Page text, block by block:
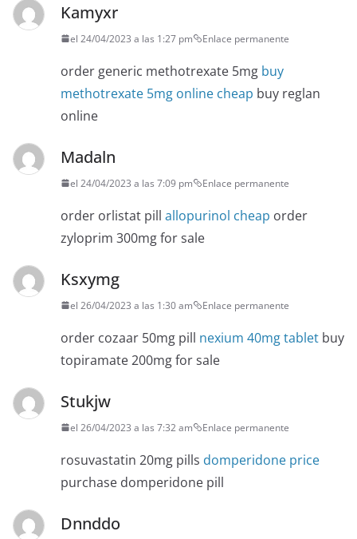
Kamyxr
el 24/04/2023 a las 1:27 pm Enlace permanente
order generic methotrexate 5mg buy
methotrexate 5mg online cheap buy reglan
online
Madaln
el 24/04/2023 a las 7:09 pm Enlace permanente
order orlistat pill allopurinol cheap order
zyloprim 300mg for sale
Ksxymg
el 26/04/2023 a las 1:30 am Enlace permanente
order cozaar 50mg pill nexium 40mg tablet buy
topiramate 200mg for sale
Stukjw
el 26/04/2023 a las 7:32 am Enlace permanente
rosuvastatin 20mg pills domperidone price
purchase domperidone pill
Dnnddo